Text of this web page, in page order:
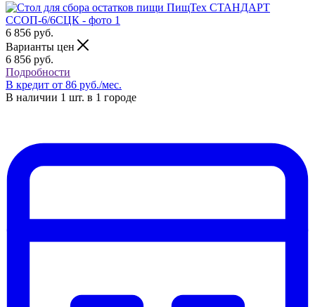
6 856 руб.
Варианты цен
6 856 руб.
Подробности
В кредит от 86 руб./мес.
В наличии 1 шт. в 1 городе